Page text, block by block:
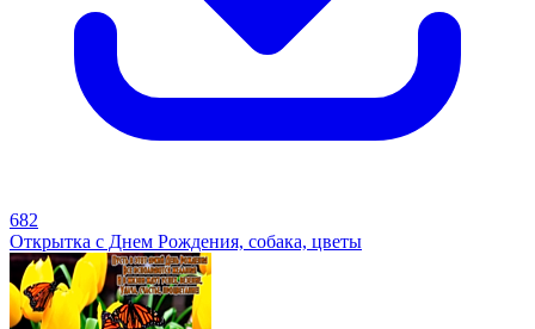
682
Открытка с Днем Рождения, собака, цветы